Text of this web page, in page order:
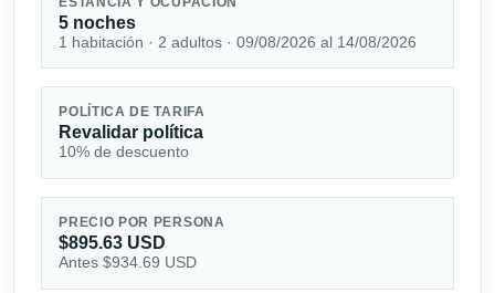
5 noches
1 habitación · 2 adultos · 09/08/2026 al 14/08/2026
POLÍTICA DE TARIFA
Revalidar política
10% de descuento
PRECIO POR PERSONA
$895.63 USD
Antes $934.69 USD